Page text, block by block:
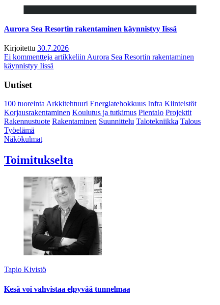
Aurora Sea Resortin rakentaminen käynnistyy Iissä
Kirjoitettu 30.7.2026
Ei kommentteja artikkeliin Aurora Sea Resortin rakentaminen
käynnistyy Iissä
Uutiset
100 tuoreintaArkkitehtuuri Energiatehokkuus Infra Kiinteistöt
Korjausrakentaminen Koulutus ja tutkimus Pientalo Projektit
Rakennustuote Rakentaminen Suunnittelu Talotekniikka Talous
Työelämä
Näkökulmat
Toimitukselta
Tapio Kivistö
Kesä voi vahvistaa elpyvää tunnelmaa